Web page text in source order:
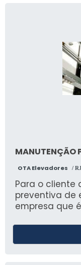
MANUTENÇÃO
OTA Elevadores / RJ
Para o cliente
preventiva de
empresa que